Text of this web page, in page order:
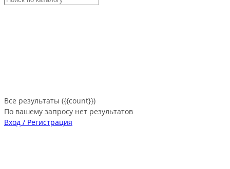
Все результаты ({{count}})
По вашему запросу нет результатов
Вход / Регистрация